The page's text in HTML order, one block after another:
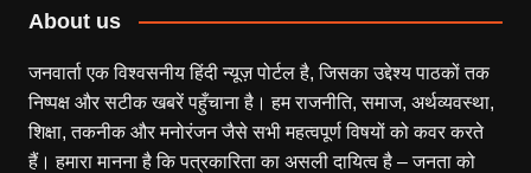
About us
जनवार्ता एक विश्वसनीय हिंदी न्यूज़ पोर्टल है, जिसका उद्देश्य पाठकों तक
निष्पक्ष और सटीक खबरें पहुँचाना है। हम राजनीति, समाज, अर्थव्यवस्था,
शिक्षा, तकनीक और मनोरंजन जैसे सभी महत्वपूर्ण विषयों को कवर करते
हैं। हमारा मानना है कि पत्रकारिता का असली दायित्व है – जनता को